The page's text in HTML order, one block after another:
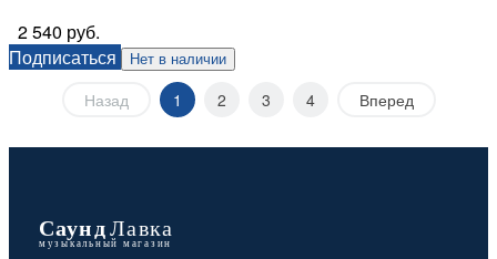
2 540 руб.
Подписаться
Нет в наличии
Назад 1 2 3 4 Вперед